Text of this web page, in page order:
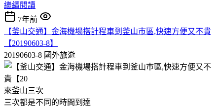
繼續閱讀
7年前
【釜山交通】金海機場搭計程車到釜山巿區,快速方便又不貴
【20190603-8】
20190603-8 國外旅遊
來釜山三次
三次都是不同的時間到達